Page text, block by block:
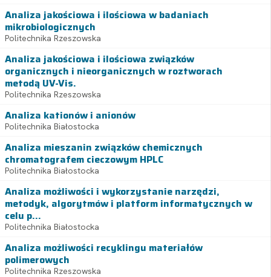
Analiza jakościowa i ilościowa w badaniach
mikrobiologicznych
Politechnika Rzeszowska
Analiza jakościowa i ilościowa związków
organicznych i nieorganicznych w roztworach
metodą UV-Vis.
Politechnika Rzeszowska
Analiza kationów i anionów
Politechnika Białostocka
Analiza mieszanin związków chemicznych
chromatografem cieczowym HPLC
Politechnika Białostocka
Analiza możliwości i wykorzystanie narzędzi,
metodyk, algorytmów i platform informatycznych w
celu p...
Politechnika Białostocka
Analiza możliwości recyklingu materiałów
polimerowych
Politechnika Rzeszowska